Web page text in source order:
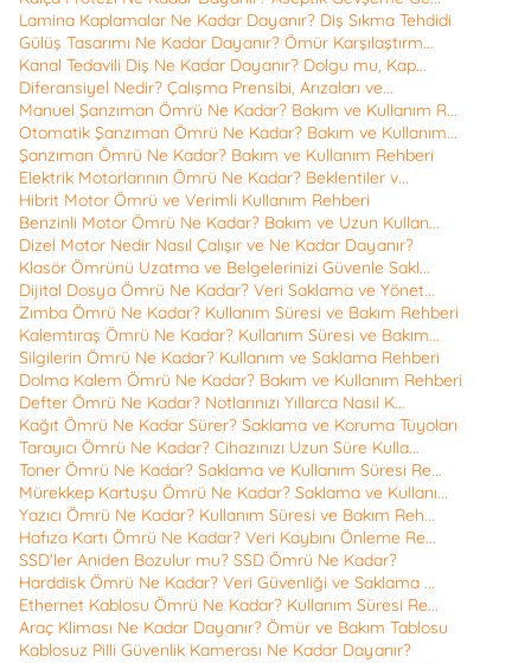
Lamina Kaplamalar Ne Kadar Dayanır? Diş Sıkma Tehdidi
Gülüş Tasarımı Ne Kadar Dayanır? Ömür Karşılaştırm...
Kanal Tedavili Diş Ne Kadar Dayanır? Dolgu mu, Kap...
Diferansiyel Nedir? Çalışma Prensibi, Arızaları ve...
Manuel Şanzıman Ömrü Ne Kadar? Bakım ve Kullanım R...
Otomatik Şanzıman Ömrü Ne Kadar? Bakım ve Kullanım...
Şanzıman Ömrü Ne Kadar? Bakım ve Kullanım Rehberi
Elektrik Motorlarının Ömrü Ne Kadar? Beklentiler v...
Hibrit Motor Ömrü ve Verimli Kullanım Rehberi
Benzinli Motor Ömrü Ne Kadar? Bakım ve Uzun Kullan...
Dizel Motor Nedir Nasıl Çalışır ve Ne Kadar Dayanır?
Klasör Ömrünü Uzatma ve Belgelerinizi Güvenle Sakl...
Dijital Dosya Ömrü Ne Kadar? Veri Saklama ve Yönet...
Zımba Ömrü Ne Kadar? Kullanım Süresi ve Bakım Rehberi
Kalemtıraş Ömrü Ne Kadar? Kullanım Süresi ve Bakım...
Silgilerin Ömrü Ne Kadar? Kullanım ve Saklama Rehberi
Dolma Kalem Ömrü Ne Kadar? Bakım ve Kullanım Rehberi
Defter Ömrü Ne Kadar? Notlarınızı Yıllarca Nasıl K...
Kağıt Ömrü Ne Kadar Sürer? Saklama ve Koruma Tüyoları
Tarayıcı Ömrü Ne Kadar? Cihazınızı Uzun Süre Kulla...
Toner Ömrü Ne Kadar? Saklama ve Kullanım Süresi Re...
Mürekkep Kartuşu Ömrü Ne Kadar? Saklama ve Kullanı...
Yazıcı Ömrü Ne Kadar? Kullanım Süresi ve Bakım Reh...
Hafıza Kartı Ömrü Ne Kadar? Veri Kaybını Önleme Re...
SSD'ler Aniden Bozulur mu? SSD Ömrü Ne Kadar?
Harddisk Ömrü Ne Kadar? Veri Güvenliği ve Saklama ...
Ethernet Kablosu Ömrü Ne Kadar? Kullanım Süresi Re...
Araç Kliması Ne Kadar Dayanır? Ömür ve Bakım Tablosu
Kablosuz Pilli Güvenlik Kamerası Ne Kadar Dayanır?